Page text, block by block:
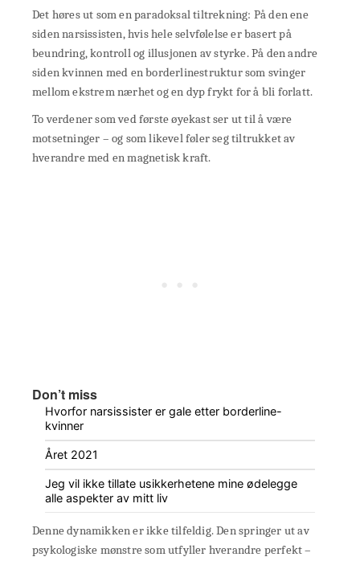
Det høres ut som en paradoksal tiltrekning: På den ene
siden narsissisten, hvis hele selvfølelse er basert på
beundring, kontroll og illusjonen av styrke. På den andre
siden kvinnen med en borderlinestruktur som svinger
mellom ekstrem nærhet og en dyp frykt for å bli forlatt.
To verdener som ved første øyekast ser ut til å være
motsetninger – og som likevel føler seg tiltrukket av
hverandre med en magnetisk kraft.
Don’t miss
Hvorfor narsissister er gale etter borderline-
kvinner
Året 2021
Jeg vil ikke tillate usikkerhetene mine ødelegge
alle aspekter av mitt liv
Denne dynamikken er ikke tilfeldig. Den springer ut av
psykologiske mønstre som utfyller hverandre perfekt –